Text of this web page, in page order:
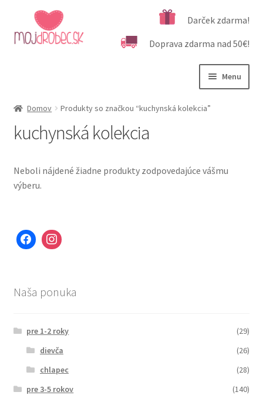
Preskočiť
na
navigáciu
Preskočiť
na
obsah
Darček zdarma!
Doprava zdarma nad 50€!
Menu
Podľa veku
Kategórie produktov
Dôležité informácie
Domov Produkty so značkou “kuchynská kolekcia”
kuchynská kolekcia
Neboli nájdené žiadne produkty zodpovedajúce vášmu
výberu.
Naša ponuka
pre 1-2 roky
(29)
dievča
(26)
chlapec
(28)
pre 3-5 rokov
(140)